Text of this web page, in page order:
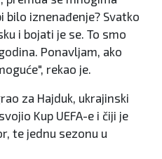
bilo iznenađenje? Svatko
i bojati je se. To smo
Ponavljam, ako
rekao je.
za Hajduk, ukrajinski
Kup UEFA-e i čiji je
te jednu sezonu u